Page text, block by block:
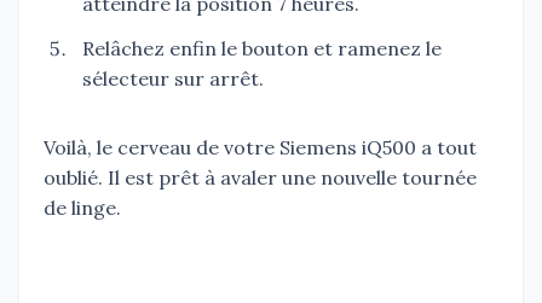
Relâchez enfin le bouton et ramenez le
sélecteur sur arrêt.
Voilà, le cerveau de votre Siemens iQ500 a tout
oublié. Il est prêt à avaler une nouvelle tournée
de linge.